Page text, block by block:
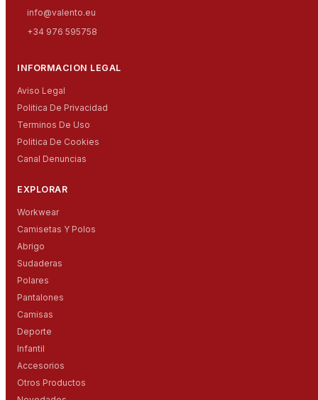
info@valento.eu
+34 976 595758
INFORMACION LEGAL
Aviso Legal
Politica De Privacidad
Terminos De Uso
Politica De Cookies
Canal Denuncias
EXPLORAR
Workwear
Camisetas Y Polos
Abrigo
Sudaderas
Polares
Pantalones
Camisas
Deporte
Infantil
Accesorios
Otros Productos